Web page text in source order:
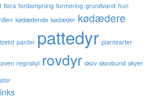
flora fordampning formering grundvand hun
kødædende kødæder kødædere
panter pattedyr plantearter
regnskyl rovdyr skov skovbund skyer